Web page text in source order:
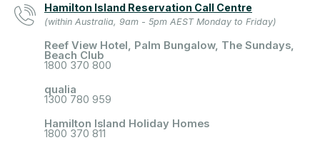
Hamilton Island Reservation Call Centre
(within Australia, 9am - 5pm AEST Monday to Friday)
Reef View Hotel, Palm Bungalow, The Sundays,
Beach Club
1800 370 800
qualia
1300 780 959
Hamilton Island Holiday Homes
1800 370 811